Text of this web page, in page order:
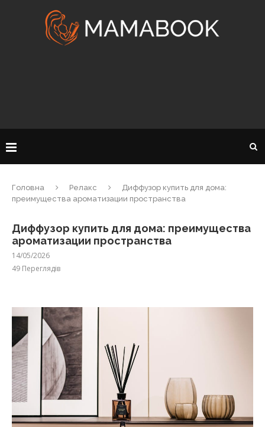
Головна Релакс
Диффузор купить для дома:
преимущества ароматизации пространства
Диффузор купить для дома: преимущества
ароматизации пространства
14/05/2026
49 Переглядів